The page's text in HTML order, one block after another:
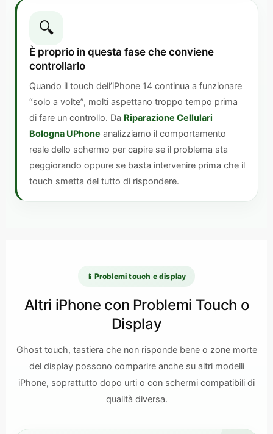
🔍
È proprio in questa fase che conviene
controllarlo
Quando il touch dell’iPhone 14 continua a funzionare
“solo a volte”, molti aspettano troppo tempo prima
di fare un controllo. Da Riparazione Cellulari
Bologna UPhone analizziamo il comportamento
reale dello schermo per capire se il problema sta
peggiorando oppure se basta intervenire prima che il
touch smetta del tutto di rispondere.
📱 Problemi touch e display
Altri iPhone con Problemi Touch o
Display
Ghost touch, tastiera che non risponde bene o zone morte
del display possono comparire anche su altri modelli
iPhone, soprattutto dopo urti o con schermi compatibili di
qualità diversa.